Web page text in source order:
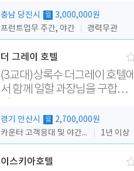
충남 당진시 월
3,000,000원
프런트업무 주간, 야간
경력무관
더 그레이 호텔
(3교대)상록수 더그레이 호텔에
서 함께 일할 과장님을 구합니
경기 안산시 월
2,700,000원
카운터 고객응대 및 야간더블청소
1년 이상
이스키아호텔